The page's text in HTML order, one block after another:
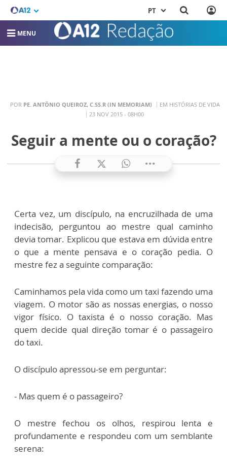
PT
MENU
POR PE. ANTÔNIO QUEIROZ, C.SS.R (IN MEMORIAM)
EM HISTÓRIAS DE VIDA
23 NOV 2015 - 08H00
Seguir a mente ou o coração?
Certa vez, um discípulo, na encruzilhada de uma
indecisão, perguntou ao mestre qual caminho
devia tomar. Explicou que estava em dúvida entre
o que a mente pensava e o coração pedia. O
mestre fez a seguinte comparação:
Caminhamos pela vida como um taxi fazendo uma
viagem. O motor são as nossas energias, o nosso
vigor físico. O taxista é o nosso coração. Mas
quem decide qual direção tomar é o passageiro
do taxi.
O discípulo apressou-se em perguntar:
- Mas quem é o passageiro?
O mestre fechou os olhos, respirou lenta e
profundamente e respondeu com um semblante
serena: